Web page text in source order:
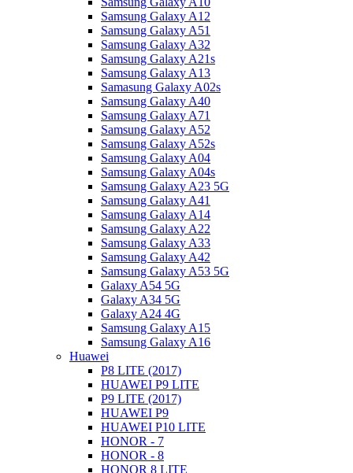
Samsung Galaxy A12
Samsung Galaxy A51
Samsung Galaxy A32
Samsung Galaxy A21s
Samsung Galaxy A13
Samasung Galaxy A02s
Samsung Galaxy A40
Samsung Galaxy A71
Samsung Galaxy A52
Samsung Galaxy A52s
Samsung Galaxy A04
Samsung Galaxy A04s
Samsung Galaxy A23 5G
Samsung Galaxy A41
Samsung Galaxy A14
Samsung Galaxy A22
Samsung Galaxy A33
Samsung Galaxy A42
Samsung Galaxy A53 5G
Galaxy A54 5G
Galaxy A34 5G
Galaxy A24 4G
Samsung Galaxy A15
Samsung Galaxy A16
Huawei
P8 LITE (2017)
HUAWEI P9 LITE
P9 LITE (2017)
HUAWEI P9
HUAWEI P10 LITE
HONOR - 7
HONOR - 8
HONOR 8 LITE